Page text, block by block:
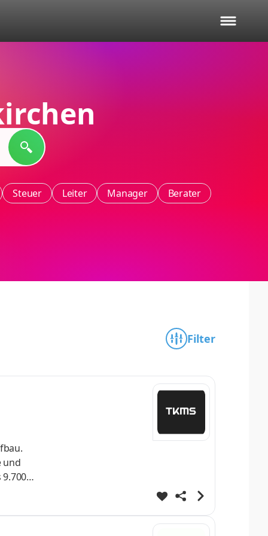
Steuer Leiter Manager
Berater
Filter
und
U-